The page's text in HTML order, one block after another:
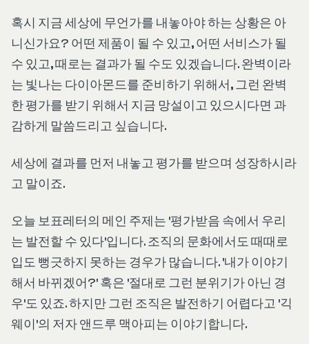
혹시 지금 세상에 무언가를 내놓아야 하는 상황은 아
니신가요? 어떤 제품이 될 수 있고, 어떤 서비스가 될
수 있고, 때로는 결과가 될 수도 있겠습니다. 완벽이라
는 빛나는 다이아몬드를 준비하기 위해서, 그런 완벽
한 평가를 받기 위해서 지금 망설이고 있으시다면 과
감하게 말씀드리고 싶습니다.
세상에 결과를 먼저 내놓고 평가를 받으며 성장하시라
고 말이죠.
오늘 보표레터의 메인 주제는 '평가받음 속에서 우리
는 발전할 수 있다'입니다. 조직의 문화에서도 때때로
입도 뻥긋하지 못하는 경우가 많습니다. '내가 이야기
해서 바뀌겠어?' 혹은 '절대로 그런 분위기가 아닌 경
우'도 있죠. 하지만 그런 조직은 발전하기 어렵다고 '긱
웨이'의 저자 앤드루 맥아피는 이야기합니다.